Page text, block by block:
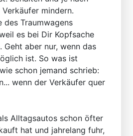
mindern.
des Traumwagens
es bei Dir Kopfsache
Geht aber nur, wenn das
ist. So was ist
schon jemand schrieb:
wenn der Verkäufer quer
Alltagsautos schon öfter
hat und jahrelang fuhr,